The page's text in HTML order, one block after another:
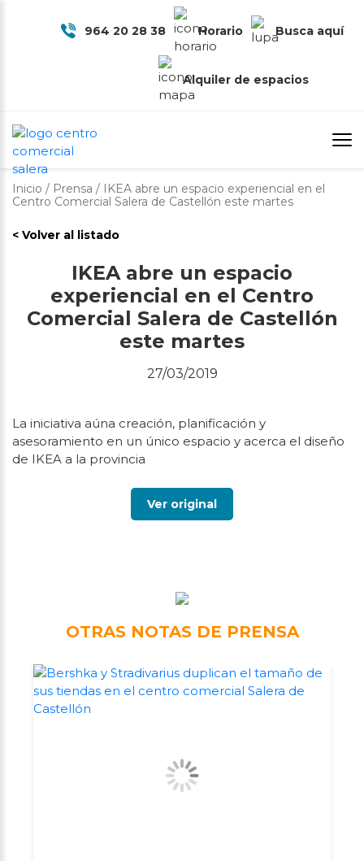
964 20 28 38 Horario Busca aquí
Alquiler de espacios
Prensa
Inicio / Prensa / IKEA abre un espacio experiencial en el
Centro Comercial Salera de Castellón este martes
< Volver al listado
IKEA abre un espacio
experiencial en el Centro
Comercial Salera de Castellón
este martes
27/03/2019
La iniciativa aúna creación, planificación y
asesoramiento en un único espacio y acerca el diseño
de IKEA a la provincia
Ver original
OTRAS NOTAS DE PRENSA